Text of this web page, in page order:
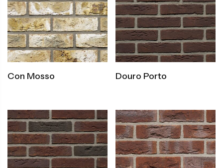
Con Mosso Douro Porto